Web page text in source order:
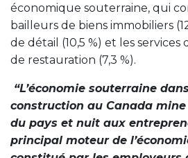
économique souterraine, qui
bailleurs de biens immobiliers
de détail (10,5 %) et les
de restauration (7,3 %).
“L’économie souterraine
construction au Canada
du pays et nuit aux
principal moteur de